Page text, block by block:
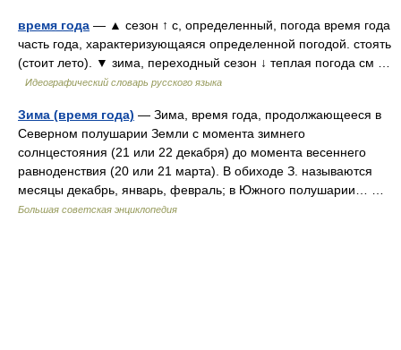
время года — ▲ сезон ↑ с, определенный, погода время года
часть года, характеризующаяся определенной погодой. стоять
(стоит лето). ▼ зима, переходный сезон ↓ теплая погода см …
Идеографический словарь русского языка
Зима (время года) — Зима, время года, продолжающееся в
Северном полушарии Земли с момента зимнего
солнцестояния (21 или 22 декабря) до момента весеннего
равноденствия (20 или 21 марта). В обиходе З. называются
месяцы декабрь, январь, февраль; в Южного полушарии… …
Большая советская энциклопедия